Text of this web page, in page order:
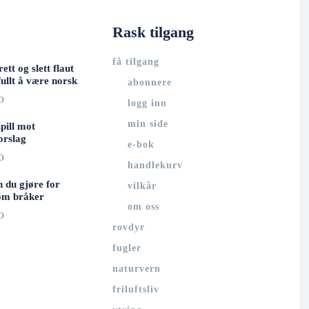
og slett flaut
å være norsk
mot
du gjøre for
bråker
Rask tilgang
få tilgang
abonnere
logg inn
min side
e-bok
handlekurv
vilkår
om oss
rovdyr
fugler
naturvern
friluftsliv